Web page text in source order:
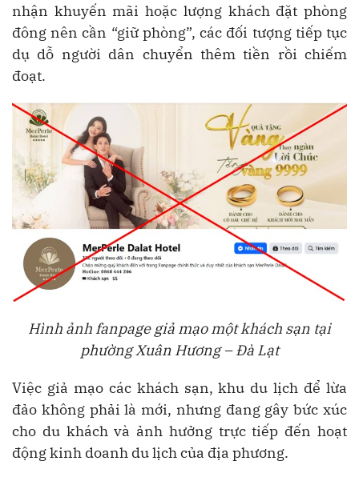
nhận khuyến mãi hoặc lượng khách đặt phòng
đông nên cần “giữ phòng”, các đối tượng tiếp tục
dụ dỗ người dân chuyển thêm tiền rồi chiếm
đoạt.
Hình ảnh fanpage giả mạo một khách sạn tại
phường Xuân Hương – Đà Lạt
Việc giả mạo các khách sạn, khu du lịch để lừa
đảo không phải là mới, nhưng đang gây bức xúc
cho du khách và ảnh hưởng trực tiếp đến hoạt
động kinh doanh du lịch của địa phương.